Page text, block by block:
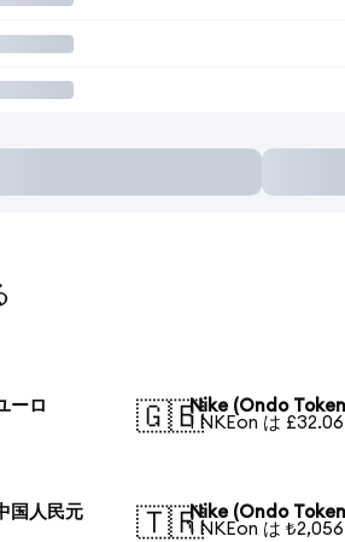
ーロ
🇬🇧Nike (Ondo
1 NKEon は
国人民元
🇹🇷Nike (Ondo
1 NKEon は